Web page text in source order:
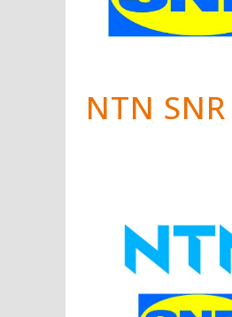
NTN SNR